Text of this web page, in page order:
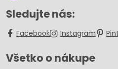
Sledujte nás:
Facebook Instagram
Všetko o nákupe